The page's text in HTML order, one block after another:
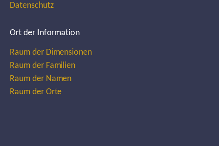
Datenschutz
Ort der Information
Raum der Dimensionen
Raum der Familien
Raum der Namen
Raum der Orte